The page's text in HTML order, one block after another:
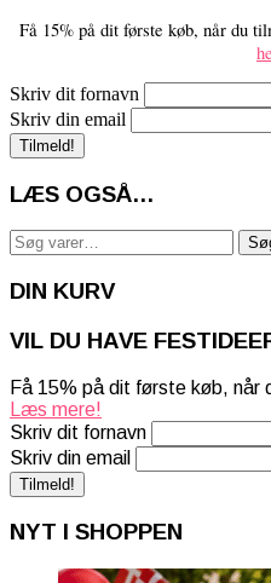
Få 15% på dit første køb, når du
Skriv dit fornavn
Skriv din email
LÆS OGSÅ…
Søg
efter:
DIN KURV
VIL DU HAVE
Få 15% på dit første køb, når
Læs mere!
Skriv dit fornavn
Skriv din email
NYT I SHOPPEN